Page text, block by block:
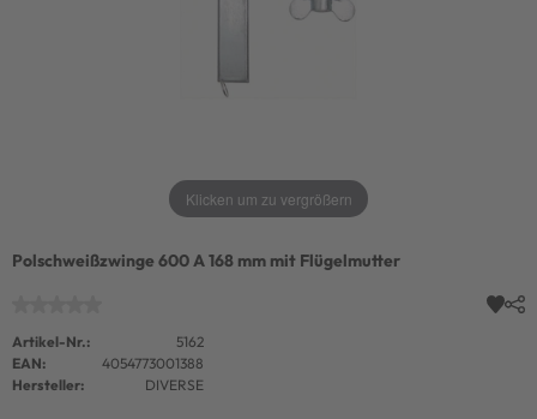
Klicken um zu vergrößern
Polschweißzwinge 600 A 168 mm mit Flügelmutter
Artikel-Nr.:
5162
EAN:
4054773001388
Hersteller:
DIVERSE